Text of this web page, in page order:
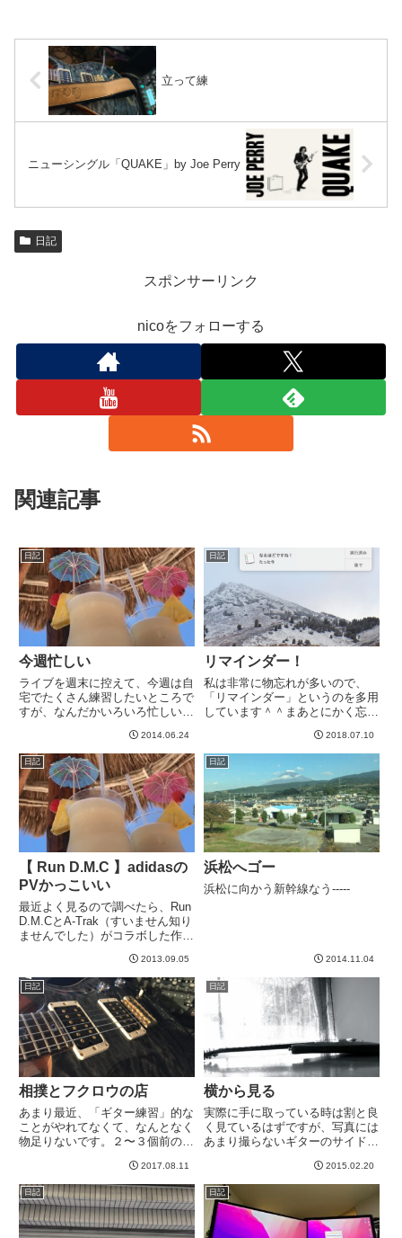
立って練
ニューシングル「QUAKE」by Joe Perry
日記
スポンサーリンク
nicoをフォローする
関連記事
日記
今週忙しい
ライブを週末に控えて、今週は自
宅でたくさん練習したいところで
すが、なんだかいろいろ忙しい。
阪に移動。明後日は午前中、大阪
で会議して、その後、すぐに名古
屋に移動して会議。ライブ直前の
週は、ゆったり過ごしたいもの
で...
2014.06.24
日記
リマインダー！
私は非常に物忘れが多いので、
「リマインダー」というのを多用
しています＾＾まあとにかく忘れ
れ方を発見するような感じなんで
すが、リマインダーを活用してか
ら比較的ましになった。そんな
中、こんなリマインダーが。。。
なん...
2018.07.10
日記
【 Run D.M.C 】adidasの
PVかっこいい
最近よく見るので調べたら、Run
D.M.CとA-Trak（すいません知り
ませんでした）がコラボした作品
カッコ良いPVだな～と。Run
D.M.Cといえば、Walk This Way
のカバーも有名だとおもいます...
2013.09.05
日記
浜松へゴー
浜松に向かう新幹線なう-----
2014.11.04
日記
相撲とフクロウの店
あまり最近、「ギター練習」的な
ことがやれてなくて、なんとなく
物足りないです。２〜３個前の記
「Numb」のイントロだけコピー
（特にキーボード音）（→記事は
こちら）のように、ギターを目的
としていないとこ...
2017.08.11
日記
横から見る
実際に手に取っている時は割と良
く見ているはずですが、写真には
あまり撮らないギターのサイドビ
た。おお、、、背中が反ったシェ
イプのモカ。スタイリッシュじゃ
ないですか！これなら、モデルと
しても活躍できるよ！ちょっと
角...
2015.02.20
日記 日記